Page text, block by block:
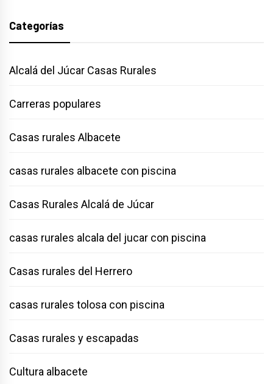
Categorías
Alcalá del Júcar Casas Rurales
Carreras populares
Casas rurales Albacete
casas rurales albacete con piscina
Casas Rurales Alcalá de Júcar
casas rurales alcala del jucar con piscina
Casas rurales del Herrero
casas rurales tolosa con piscina
Casas rurales y escapadas
Cultura albacete